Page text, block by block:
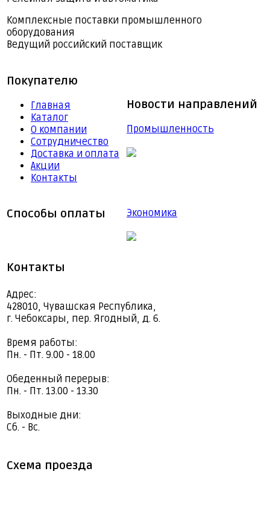
Комплексные поставки промышленного
оборудования
Ведущий российский поставщик
Покупателю
Главная
Каталог
О компании
Сотрудничество
Доставка и оплата
Акции
Контакты
Новости направлений
Промышленность
Способы оплаты Экономика
Контакты
Адрес:
428010, Чувашская Республика,
г. Чебоксары, пер. Ягодный, д. 6.
Время работы:
Пн. - Пт. 9.00 - 18.00
Обеденный перерыв:
Пн. - Пт. 13.00 - 13.30
Выходные дни:
Сб. - Вс.
Схема проезда